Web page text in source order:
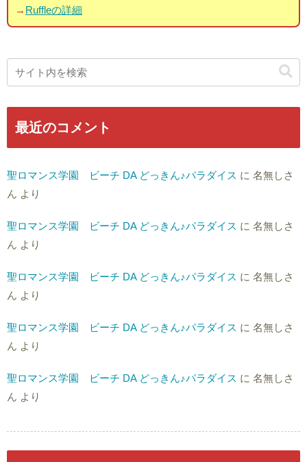
→ Ruffleの詳細
最近のコメント
聖ロマンス学園 ビーチ DA どっきん♪パラダイス に 名無しさ
ん より
聖ロマンス学園 ビーチ DA どっきん♪パラダイス に 名無しさ
ん より
聖ロマンス学園 ビーチ DA どっきん♪パラダイス に 名無しさ
ん より
聖ロマンス学園 ビーチ DA どっきん♪パラダイス に 名無しさ
ん より
聖ロマンス学園 ビーチ DA どっきん♪パラダイス に 名無しさ
ん より